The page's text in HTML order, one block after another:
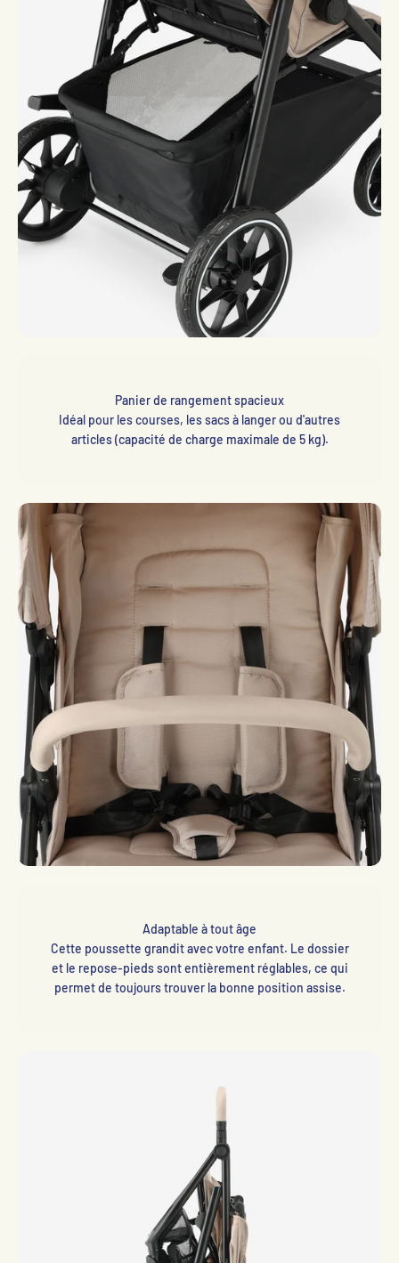
Panier de rangement spacieux
Idéal pour les courses, les sacs à langer ou d'autres
articles (capacité de charge maximale de 5 kg).
Adaptable à tout âge
Cette poussette grandit avec votre enfant. Le dossier
et le repose-pieds sont entièrement réglables, ce qui
permet de toujours trouver la bonne position assise.